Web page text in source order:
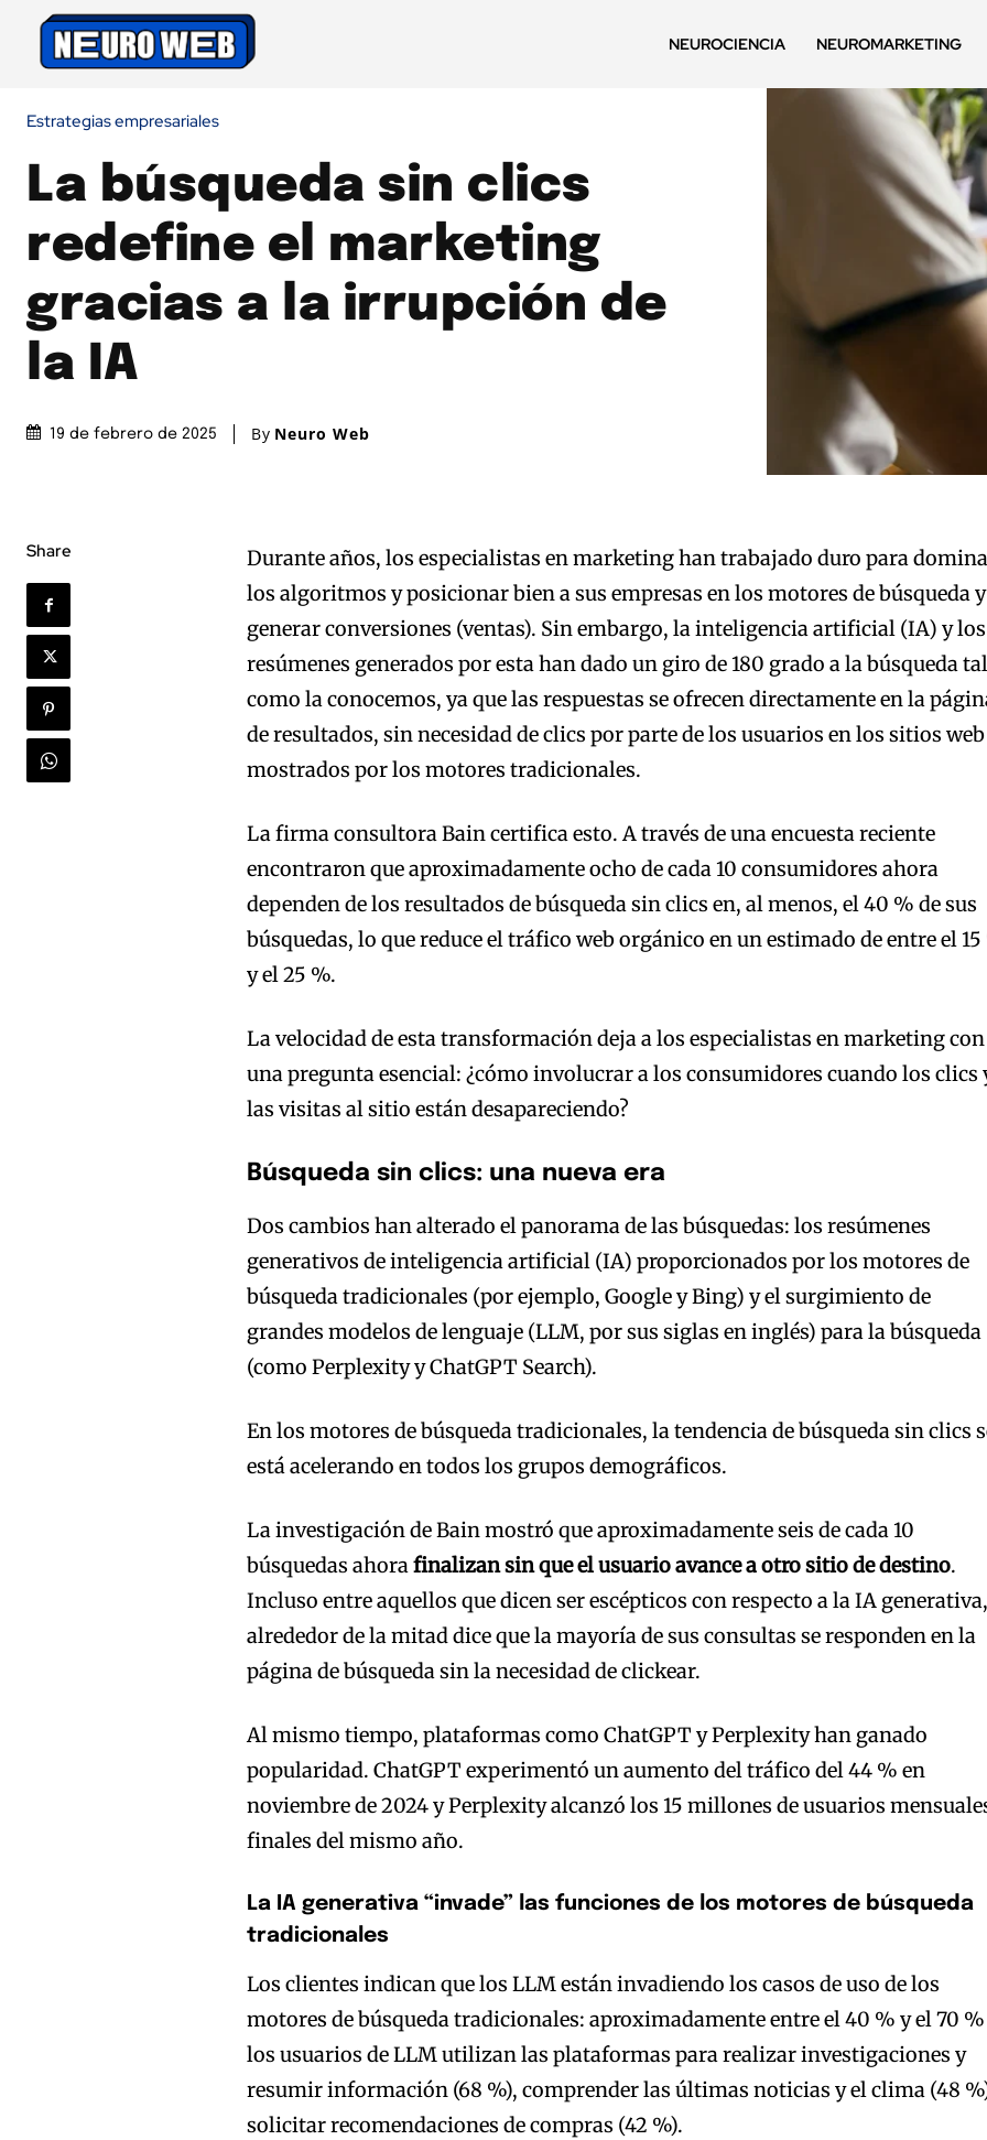
NEUROCIENCIA NEUROMARKETING
Estrategias empresariales
La búsqueda sin clics
redefine el marketing
gracias a la irrupción de
la IA
19 de febrero de 2025 By Neuro Web
Share
Durante años, los especialistas en marketing han trabajado duro para
los algoritmos y posicionar bien a sus empresas en los motores de búsqueda y
generar conversiones (ventas). Sin embargo, la inteligencia artificial (IA) y los
resúmenes generados por esta han dado un giro de 180 grado a la búsqueda tal
como la conocemos, ya que las respuestas se ofrecen directamente en la
de resultados, sin necesidad de clics por parte de los usuarios en los sitios web
mostrados por los motores tradicionales.
La firma consultora Bain certifica esto. A través de una encuesta reciente
encontraron que aproximadamente ocho de cada 10 consumidores ahora
dependen de los resultados de búsqueda sin clics en, al menos, el 40 % de sus
búsquedas, lo que reduce el tráfico web orgánico en un estimado de entre el 15
y el 25 %.
La velocidad de esta transformación deja a los especialistas en marketing con
una pregunta esencial: ¿cómo involucrar a los consumidores cuando los clics
las visitas al sitio están desapareciendo?
Búsqueda sin clics: una nueva era
Dos cambios han alterado el panorama de las búsquedas: los resúmenes
generativos de inteligencia artificial (IA) proporcionados por los motores de
búsqueda tradicionales (por ejemplo, Google y Bing) y el surgimiento de
grandes modelos de lenguaje (LLM, por sus siglas en inglés) para la búsqueda
(como Perplexity y ChatGPT Search).
En los motores de búsqueda tradicionales, la tendencia de búsqueda sin clics
está acelerando en todos los grupos demográficos.
La investigación de Bain mostró que aproximadamente seis de cada 10
búsquedas ahorafinalizan sin que el usuario avance a otro sitio de destino.
Incluso entre aquellos que dicen ser escépticos con respecto a la IA generativa,
alrededor de la mitad dice que la mayoría de sus consultas se responden en la
página de búsqueda sin la necesidad de clickear.
Al mismo tiempo, plataformas como ChatGPT y Perplexity han ganado
popularidad. ChatGPT experimentó un aumento del tráfico del 44 % en
noviembre de 2024 y Perplexity alcanzó los 15 millones de usuarios
finales del mismo año.
La IA generativa “invade” las funciones de los motores de búsqueda
tradicionales
Los clientes indican que los LLM están invadiendo los casos de uso de los
motores de búsqueda tradicionales: aproximadamente entre el 40 % y el 70 %
los usuarios de LLM utilizan las plataformas para realizar investigaciones y
resumir información (68 %), comprender las últimas noticias y el clima (48
solicitar recomendaciones de compras (42 %).